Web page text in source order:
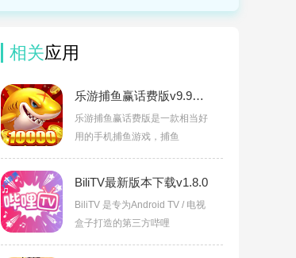
相关应用
乐游捕鱼赢话费版v9.95赚钱版
乐游捕鱼赢话费版是一款相当好
用的手机捕鱼游戏，捕鱼
BiliTV最新版本下载v1.8.0
BiliTV 是专为Android TV / 电视
盒子打造的第三方哔哩